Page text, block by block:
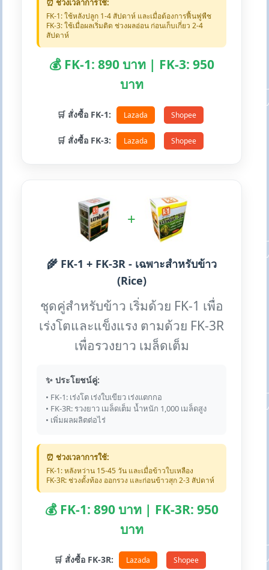
⏰ ช่วงเวลาการใช้:
FK-1: ใช้หลังปลูก 1-4 สัปดาห์ และเมื่อต้องการฟื้นฟูพืช
FK-3: ใช้เมื่อผลเริ่มติด ช่วงผลอ่อน ก่อนเก็บเกี่ยว 2-4
สัปดาห์
💰 FK-1: 890 บาท | FK-3: 950
บาท
🛒 สั่งซื้อ FK-1: Lazada Shopee
🛒 สั่งซื้อ FK-3: Lazada Shopee
+
🌾 FK-1 + FK-3R - เฉพาะสำหรับข้าว
(Rice)
ชุดคู่สำหรับข้าว เริ่มด้วย FK-1 เพื่อ
เร่งโตและแข็งแรง ตามด้วย FK-3R
เพื่อรวงยาว เมล็ดเต็ม
✨ ประโยชน์คู่:
• FK-1: เร่งโต เร่งใบเขียว เร่งแตกกอ
• FK-3R: รวงยาว เมล็ดเต็ม น้ำหนัก 1,000 เมล็ดสูง
• เพิ่มผลผลิตต่อไร่
⏰ ช่วงเวลาการใช้:
FK-1: หลังหว่าน 15-45 วัน และเมื่อข้าวใบเหลือง
FK-3R: ช่วงตั้งท้อง ออกรวง และก่อนข้าวสุก 2-3 สัปดาห์
💰 FK-1: 890 บาท | FK-3R: 950
บาท
🛒 สั่งซื้อ FK-3R: Lazada Shopee